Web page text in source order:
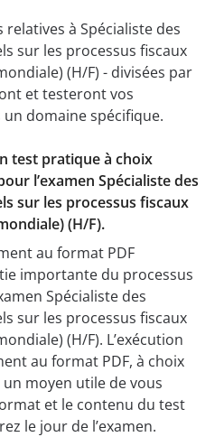
relatives à Spécialiste des
sur les processus fiscaux
(H/F) - divisées par
et testeront vos
domaine spécifique.
test pratique à choix
l’examen Spécialiste des
sur les processus fiscaux
(H/F).
au format PDF
importante du processus
Spécialiste des
sur les processus fiscaux
(H/F). L’exécution
au format PDF, à choix
moyen utile de vous
et le contenu du test
le jour de l’examen.